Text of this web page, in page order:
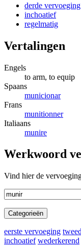
derde vervoeging
inchoatief
regelmatig
Vertalingen
Engels
to arm, to equip
Spaans
municionar
Frans
munitionner
Italiaans
munire
Werkwoord
Vind hier de
Categorieën
eerste vervoeging
inchoatief wederkerend